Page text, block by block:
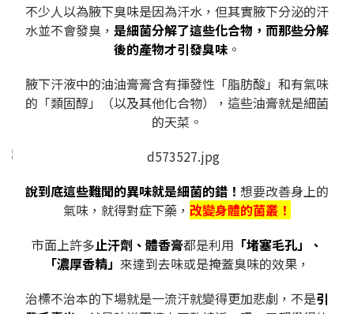
不少人以為腋下臭味是因為汗水，但其實腋下分泌的汗
水並不會發臭， 是細菌分解了這些化合物，而那些分解
後的產物才引發臭味 。
腋下汗液中的油油膏膏含有揮發性「脂肪酸」和有氣味
的「類固醇」（以及其他化合物），這些油膏就是細菌
的天菜。
說到底這些難聞的異味就是細菌的錯！ 想要改善身上的
氣味，就得對症下藥， 改變身體的菌叢！
市面上許多止汗劑、體香膏都是利用 「堵塞毛孔」、
「濃厚香精」 來達到去味或是掩蓋臭味的效果，
治標不治本的下場就是一流汗就變得更加悲劇，不是引